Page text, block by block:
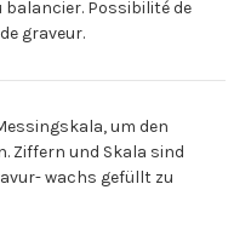
Possibilité de
graveur.
um den
Ziffern und Skala sind
wachs gefüllt zu